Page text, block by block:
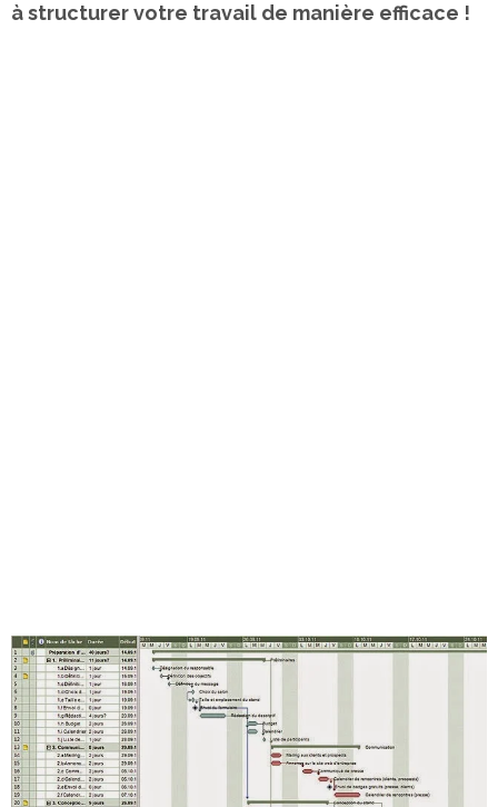
à structurer votre travail de manière efficace !